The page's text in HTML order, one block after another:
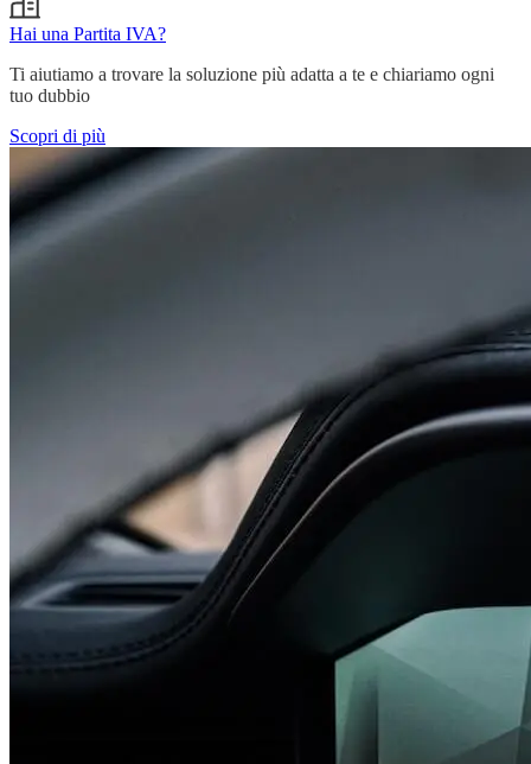
Hai una Partita IVA?
Ti aiutiamo a trovare la soluzione più adatta a te e chiariamo ogni
tuo dubbio
Scopri di più